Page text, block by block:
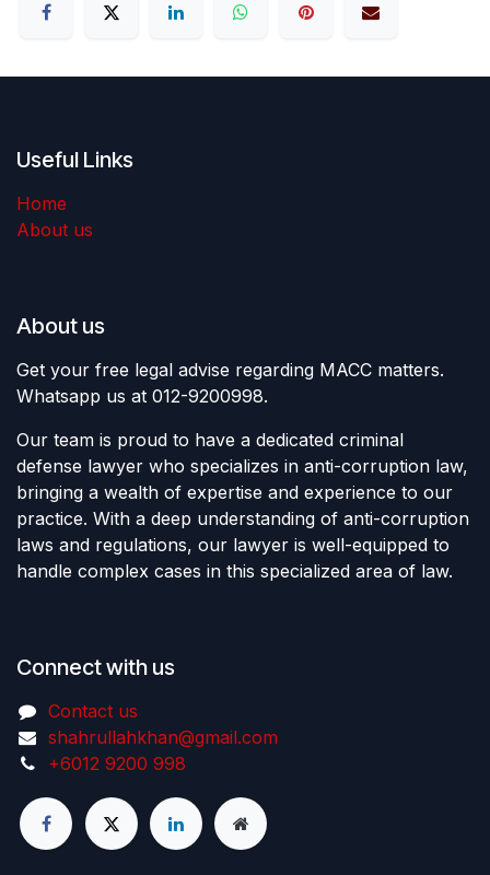
Useful Links
Home
About us
About us
Get your free legal advise regarding MACC matters.
Whatsapp us at 012-9200998.
Our team is proud to have a dedicated criminal
defense lawyer who specializes in anti-corruption law,
bringing a wealth of expertise and experience to our
practice. With a deep understanding of anti-corruption
laws and regulations, our lawyer is well-equipped to
handle complex cases in this specialized area of law.
Connect with us
Contact us
shahrullahkhan@gmail.com
+6012 9200 998